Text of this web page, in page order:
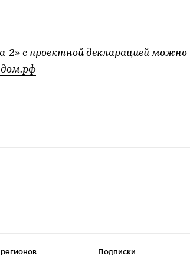
с проектной декларацией можно
Подписки